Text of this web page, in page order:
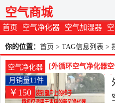
首页 空气净化器 空气加湿器
空气商城
你的位置： 首页 > TAG信息列表 >
空气净化器
[外循环空气净化器
器进风挡板/替换玻
￥150
月销量11件